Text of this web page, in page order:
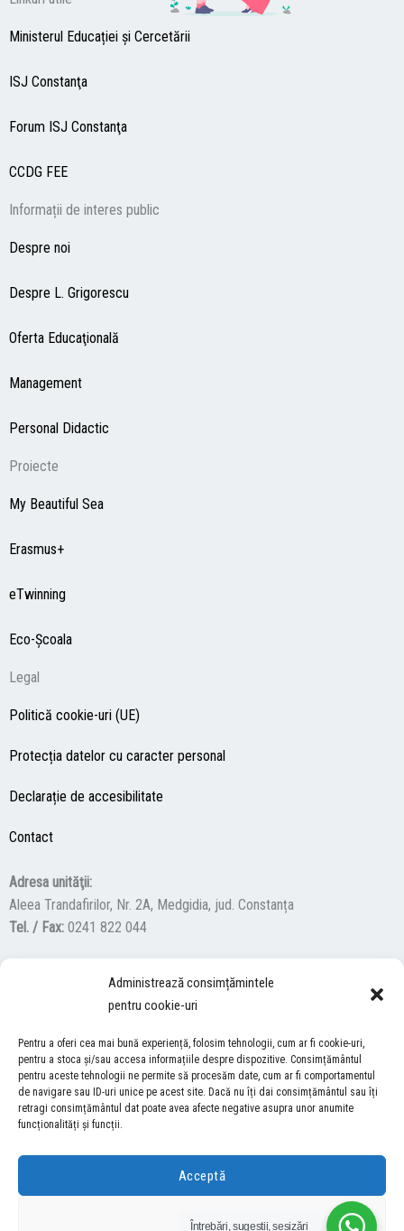
Administrează consimțămintele
pentru cookie-uri
Pentru a oferi cea mai bună experiență, folosim tehnologii, cum ar fi cookie-uri,
pentru a stoca și/sau accesa informațiile despre dispozitive. Consimțământul
pentru aceste tehnologii ne permite să procesăm date, cum ar fi comportamentul
de navigare sau ID-uri unice pe acest site. Dacă nu îți dai consimțământul sau îți
retragi consimțământul dat poate avea afecte negative asupra unor anumite
funcționalități și funcții.
Acceptă
Refuză
Ministerul Educației și Cercetării
ISJ Constanţa
Forum ISJ Constanţa
CCDG FEE
Informații de interes public
Despre noi
Despre L. Grigorescu
Oferta Educaţională
Management
Personal Didactic
Proiecte
My Beautiful Sea
Erasmus+
eTwinning
Eco-Şcoala
Legal
Politică cookie-uri (UE)
Protecția datelor cu caracter personal
Declarație de accesibilitate
Contact
Adresa unităţii:
Aleea Trandafirilor, Nr. 2A, Medgidia, jud. Constanța
Tel. / Fax: 0241 822 044
F
a
c
e
b
o
k
Y
u
t
u
b
I
s
t
a
g
a
ACCES NEVĂZĂTORI
Descărcați programul NonVisual Desktop Acces, care oferă
persoanelor cu dizabilități vizuale posibilitatea de a consulta site-ul
COPYRIGHT © 2026 ŞCOALA GIMNAZIALĂ “LUCIAN GRIGORESCU” MEDGIDIA
Întrebări, sugestii, sesizări